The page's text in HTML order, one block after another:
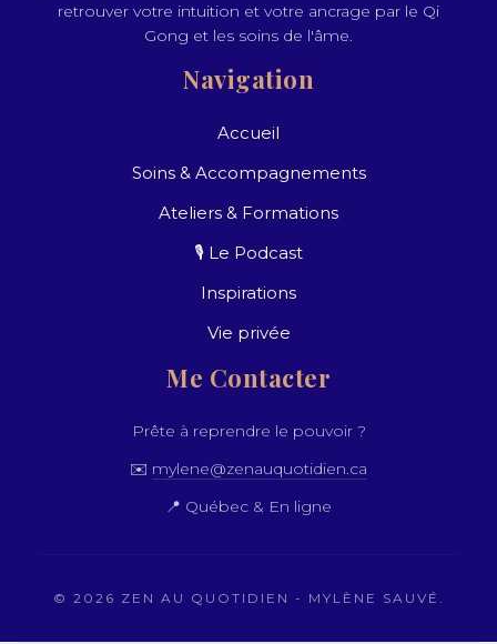
retrouver votre intuition et votre ancrage par le Qi
Gong et les soins de l'âme.
Navigation
Accueil
Soins & Accompagnements
Ateliers & Formations
🎙️ Le Podcast
Inspirations
Vie privée
Me Contacter
Prête à reprendre le pouvoir ?
✉️ mylene@zenauquotidien.ca
📍 Québec & En ligne
© 2026 ZEN AU QUOTIDIEN - MYLÈNE SAUVÉ.